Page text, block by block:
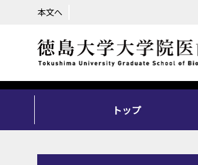
本文へ
トップ